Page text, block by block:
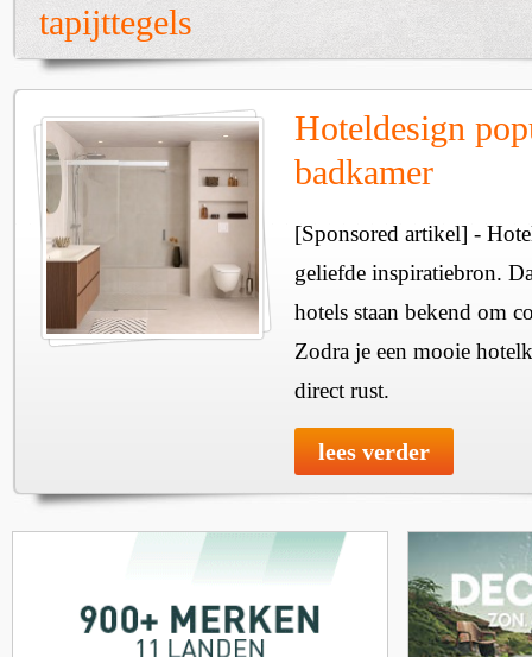
tapijttegels
Hoteldesign
badkamer
[Sponsored artikel] -
geliefde inspiratiebron.
hotels staan bekend om
Zodra je een mooie
direct rust.
lees verder